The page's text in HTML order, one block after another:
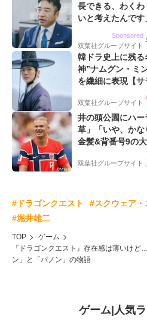
長できる、わく
いと考えたんで
Sponsored
双葉社グループサイト
韓ドラ史上に残
神”ナムグン・ミ
を繊細に表現【サ
双葉社グループサイト
井の頭公園にハ
草」「いや、かな
金髪&背番号9の
ー”映像が話題!「
双葉社グループサイト
#ドラゴンクエスト #スクウェア・
#堀井雄二
TOP
ゲーム
『ドラゴンクエスト』存在感は薄いけ
ン」と「パノン」の物語
ゲーム| 人気